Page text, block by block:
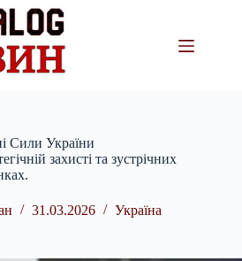
Сили України
захисті та зустрічних
31.03.2026 Україна